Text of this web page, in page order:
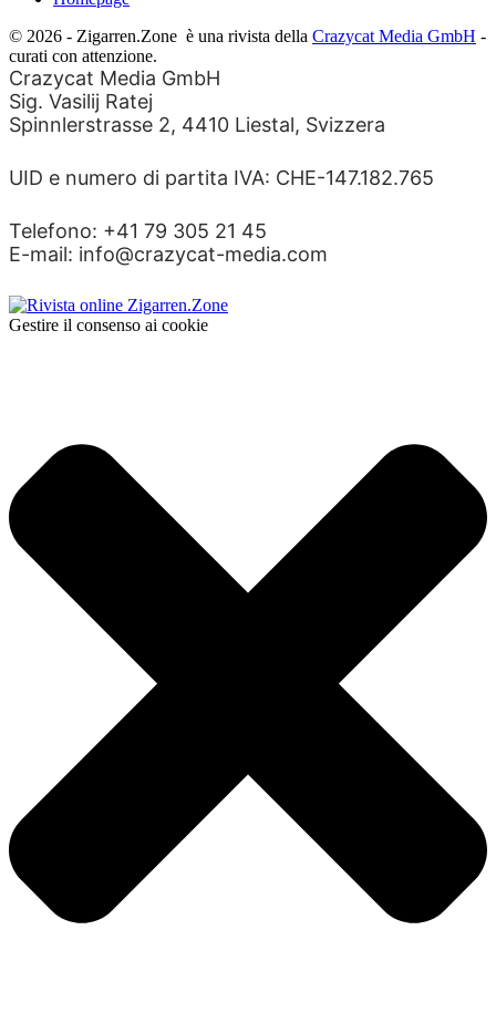
© 2026 - Zigarren.Zone è una rivista della Crazycat Media GmbH -
curati con attenzione.
Crazycat Media GmbH
Sig. Vasilij Ratej
Spinnlerstrasse 2, 4410 Liestal, Svizzera
UID e numero di partita IVA: CHE-147.182.765
Telefono: +41 79 305 21 45
E-mail: info@crazycat-media.com
Gestire il consenso ai cookie